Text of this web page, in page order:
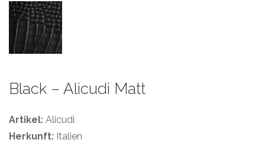
Black – Alicudi Matt
Artikel: Alicudi
Herkunft: Italien